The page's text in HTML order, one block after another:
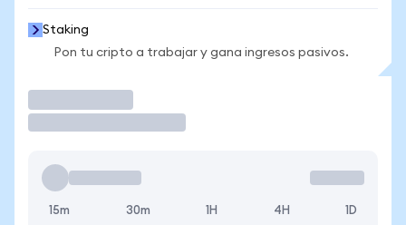
Staking
Pon tu cripto a trabajar y gana ingresos pasivos.
15m 30m 1H 4H 1D